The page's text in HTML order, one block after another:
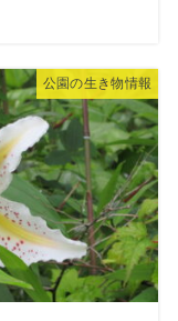
公園の生き物情報